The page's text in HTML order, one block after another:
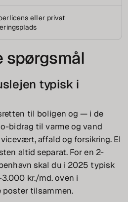
eller privat
spørgsmål
typisk i
til boligen og — i de
bidrag til varme og vand
affald og forsikring. El
altid separat. For en 2-
skal du i 2025 typisk
kr./md. oven i
tilsammen.